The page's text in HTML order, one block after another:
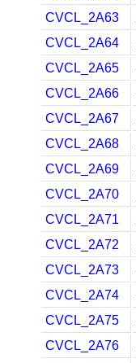
CVCL_2A63
CVCL_2A64
CVCL_2A65
CVCL_2A66
CVCL_2A67
CVCL_2A68
CVCL_2A69
CVCL_2A70
CVCL_2A71
CVCL_2A72
CVCL_2A73
CVCL_2A74
CVCL_2A75
CVCL_2A76